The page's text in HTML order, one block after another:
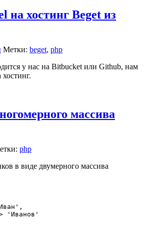
на хостинг Beget из
Метки: beget, php
у нас на Bitbucket или Github, нам
массива
php
в виде двумерного массива